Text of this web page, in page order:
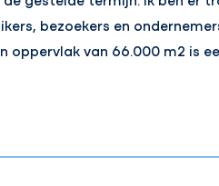
bezoekers en
oppervlak van 66.000 m2 is